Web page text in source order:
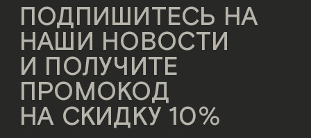
ПОДПИШИТЕСЬ НА
НАШИ НОВОСТИ
И ПОЛУЧИТЕ
ПРОМОКОД
НА СКИДКУ 10%